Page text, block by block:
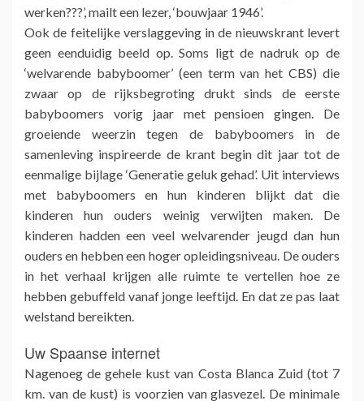
werken???’, mailt een lezer, ‘bouwjaar 1946’.
Ook de feitelijke verslaggeving in de nieuwskrant levert
geen eenduidig beeld op. Soms ligt de nadruk op de
‘welvarende babyboomer’ (een term van het CBS) die
zwaar op de rijksbegroting drukt sinds de eerste
babyboomers vorig jaar met pensioen gingen. De
groeiende weerzin tegen de babyboomers in de
samenleving inspireerde de krant begin dit jaar tot de
eenmalige bijlage ‘Generatie geluk gehad’. Uit interviews
met babyboomers en hun kinderen blijkt dat die
kinderen hun ouders weinig verwijten maken. De
kinderen hadden een veel welvarender jeugd dan hun
ouders en hebben een hoger opleidingsniveau. De ouders
in het verhaal krijgen alle ruimte te vertellen hoe ze
hebben gebuffeld vanaf jonge leeftijd. En dat ze pas laat
welstand bereikten.
Uw Spaanse internet
Nagenoeg de gehele kust van Costa Blanca Zuid (tot 7
km. van de kust) is voorzien van glasvezel. De minimale